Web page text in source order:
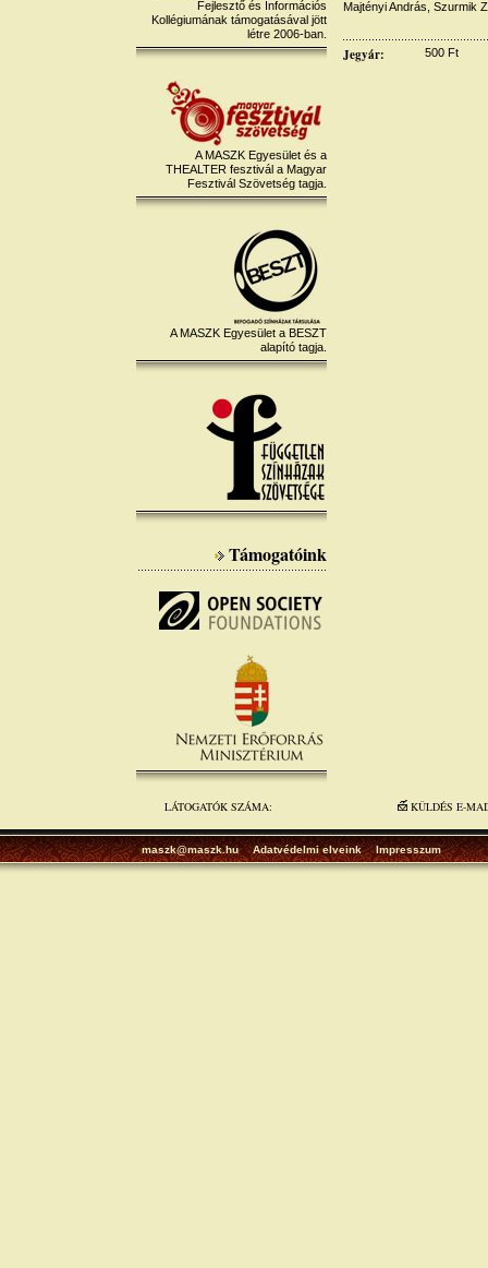
Fejlesztő és Információs
Kollégiumának támogatásával jött
létre 2006-ban.
A MASZK Egyesület és a
THEALTER fesztivál a Magyar
Fesztivál Szövetség tagja.
A MASZK Egyesület a BESZT
alapító tagja.
Támogatóink
Majtényi András, Szurmik
Jegyár: 500 Ft
LÁTOGATÓK SZÁMA: KÜLDÉS E-
maszk@maszk.hu Adatvédelmi elveink Impresszum